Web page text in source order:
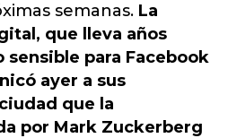
semanas. La
que lleva años
para Facebook
ayer a sus
que la
por Mark Zuckerberg